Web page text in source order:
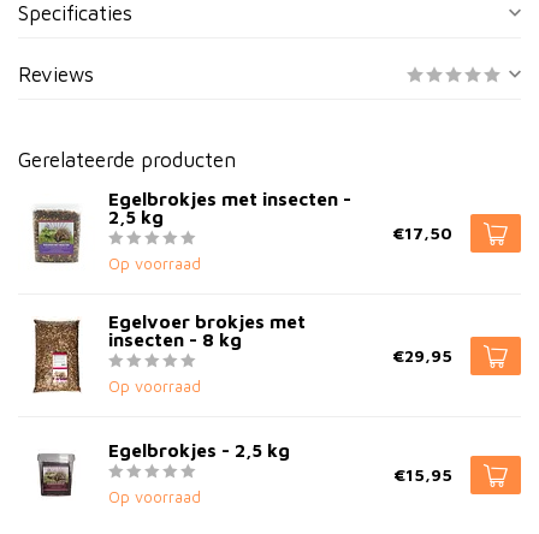
Specificaties
Reviews
Gerelateerde producten
Egelbrokjes met insecten -
2,5 kg
Op voorraad
€17,50
Egelvoer brokjes met
insecten - 8 kg
Op voorraad
€29,95
Egelbrokjes - 2,5 kg
Op voorraad
€15,95